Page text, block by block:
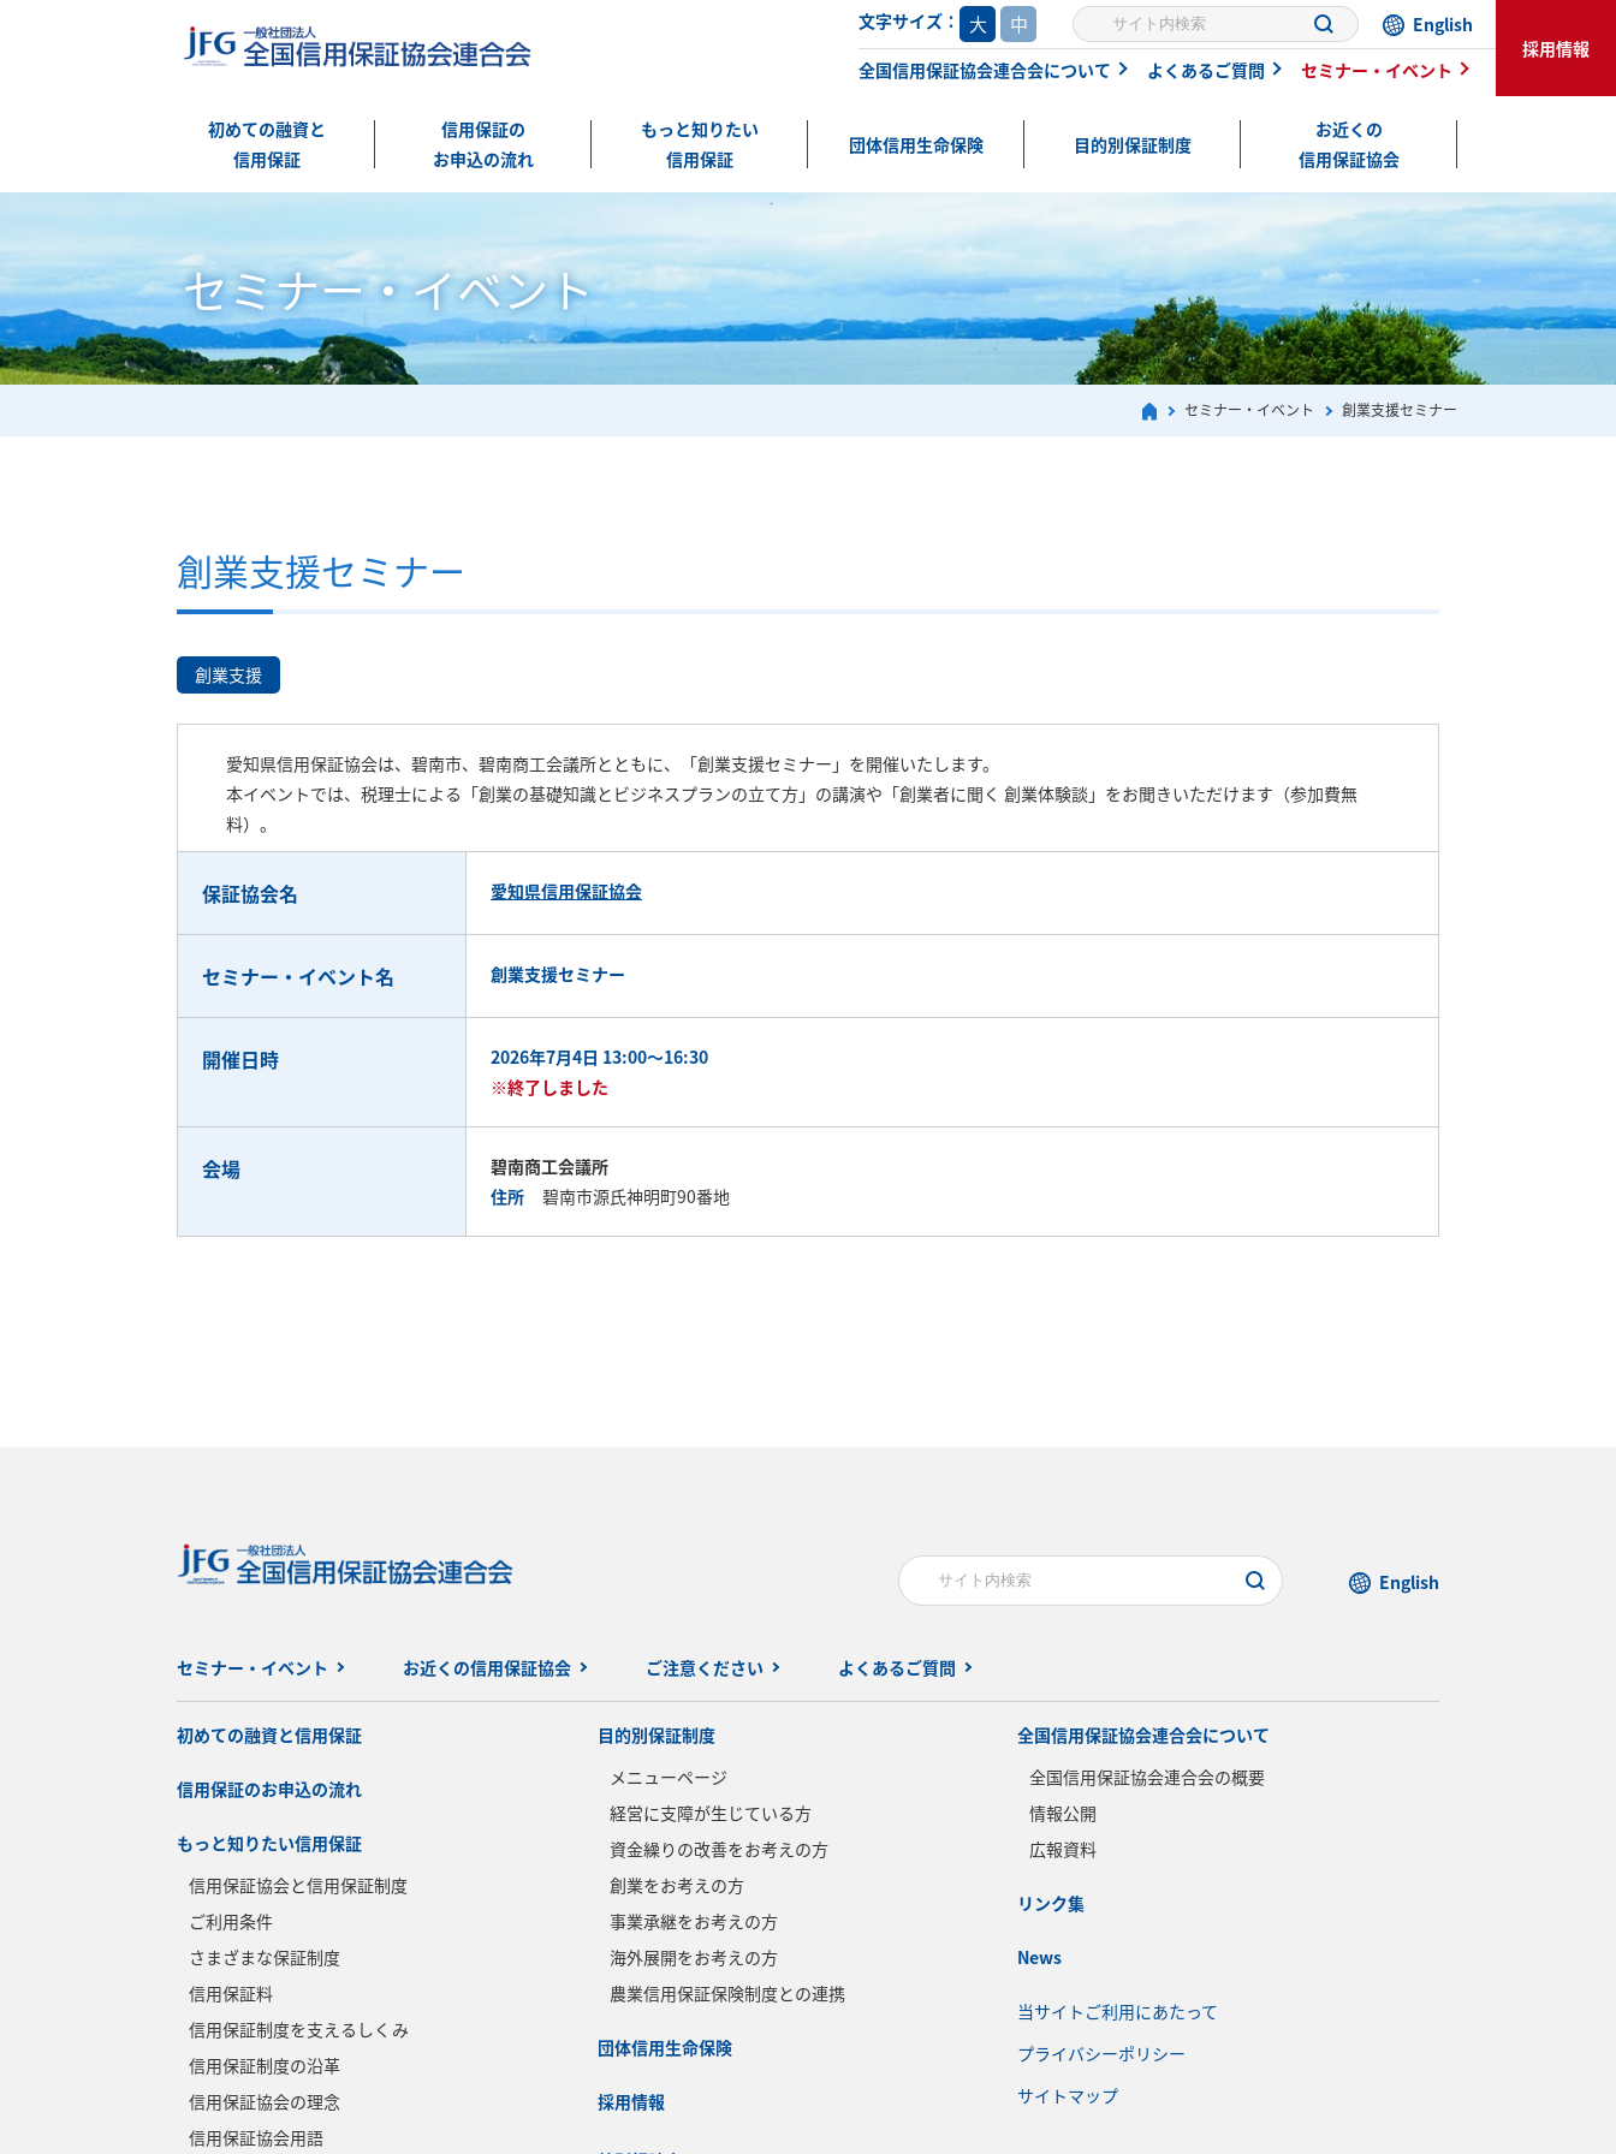
文字サイズ： 大 中
English
全国信用保証協会連合会について
よくあるご質問 セミナー・イベント
採用情報
初めての融資と
信用保証
信用保証の
お申込の流れ
もっと知りたい
信用保証
団体信用生命保険 目的別保証制度
お近くの
信用保証協会
セミナー・イベント
セミナー・イベント 創業支援セミナー
創業支援セミナー
創業支援
愛知県信用保証協会は、碧南市、碧南商工会議所とともに、「創業支援セミナー」を開催いたします。
本イベントでは、税理士による「創業の基礎知識とビジネスプランの立て方」の講演や「創業者に聞く 創業体験談」をお聞きいただけます（参加費無
料）。
保証協会名 愛知県信用保証協会
セミナー・イベント名 創業支援セミナー
開催日時
2026年7月4日 13:00～16:30
※終了しました
会場
碧南商工会議所
住所
碧南市源氏神明町90番地
English
セミナー・イベント お近くの信用保証協会 ご注意ください よくあるご質問
初めての融資と信用保証
信用保証のお申込の流れ
もっと知りたい信用保証
信用保証協会と信用保証制度
ご利用条件
さまざまな保証制度
信用保証料
信用保証制度を支えるしくみ
信用保証制度の沿革
信用保証協会の理念
信用保証協会用語
目的別保証制度
メニューページ
経営に支障が生じている方
資金繰りの改善をお考えの方
創業をお考えの方
事業承継をお考えの方
海外展開をお考えの方
農業信用保証保険制度との連携
団体信用生命保険
採用情報
全国信用保証協会連合会について
全国信用保証協会連合会の概要
情報公開
広報資料
リンク集
News
当サイトご利用にあたって
プライバシーポリシー
サイトマップ